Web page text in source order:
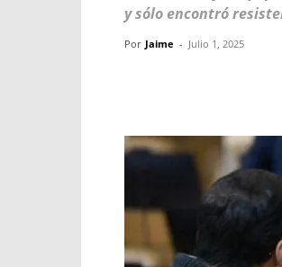
y sólo encontró
Por Jaime - Julio 1, 2025